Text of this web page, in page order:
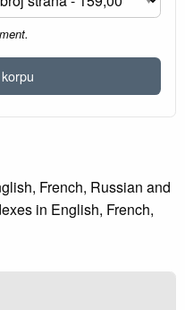
French, Russian and
in English, French,